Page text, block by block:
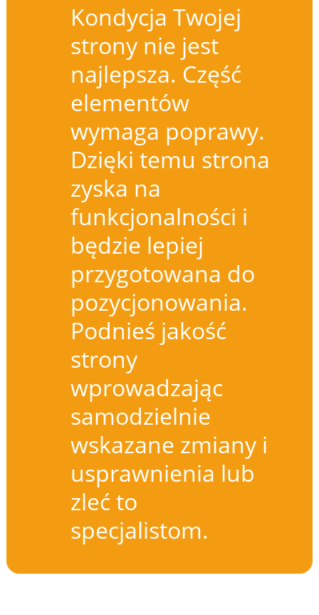
Kondycja Twojej
strony nie jest
najlepsza. Część
elementów
wymaga poprawy.
Dzięki temu strona
zyska na
funkcjonalności i
będzie lepiej
przygotowana do
pozycjonowania.
Podnieś jakość
strony
wprowadzając
samodzielnie
wskazane zmiany i
usprawnienia lub
zleć to
specjalistom.